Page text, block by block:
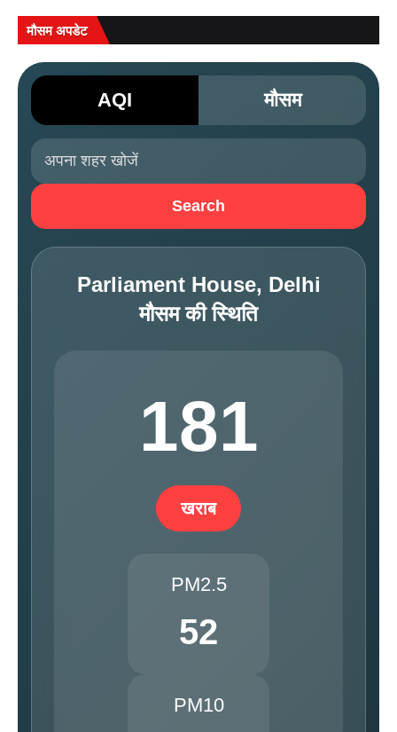
मौसम अपडेट
AQI मौसम
Search
Parliament House, Delhi
मौसम की स्थिति
181
खराब
PM2.5
52
PM10